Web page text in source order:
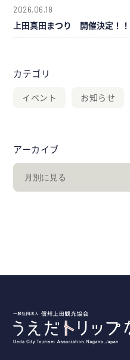
2026.06.18
上田真田まつり 開催決定！！
カテゴリ
イベント お知らせ
アーカイブ